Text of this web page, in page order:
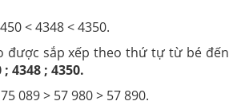
< 4348 < 4350.
được sắp xếp theo thứ tự từ bé đến
; 4348 ; 4350.
089 > 57 980 > 57 890.